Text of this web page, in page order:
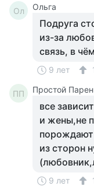
Ол Ольга
Подруга
из-за
связь, в
9 лет
ПП Простой
все
и жены,не
порождают
из сторон
9 лет